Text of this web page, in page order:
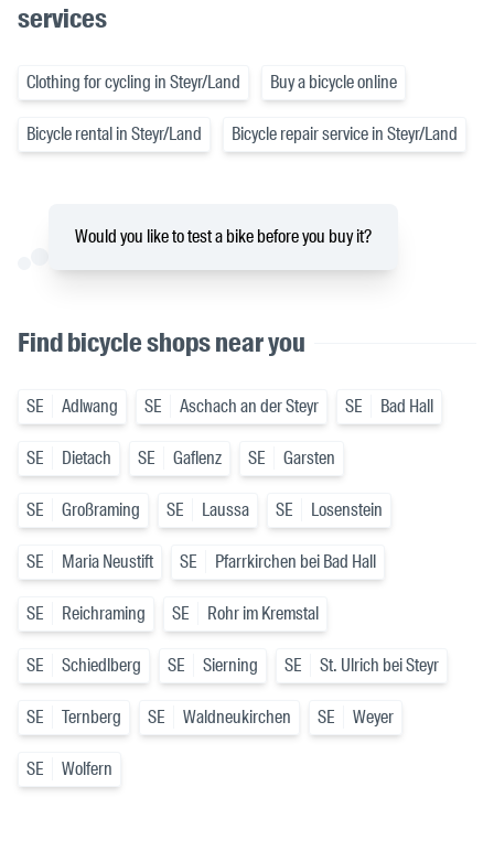
services
Clothing for cycling in Steyr/Land Buy a bicycle online
Bicycle rental in Steyr/Land Bicycle repair service in Steyr/Land
Would you like to test a bike before you buy it?
Find bicycle shops near you
SE Adlwang SE Aschach an der Steyr SE Bad Hall
SE Dietach SE Gaflenz SE Garsten
SE Großraming SE Laussa SE Losenstein
SE Maria Neustift SE Pfarrkirchen bei Bad Hall
SE Reichraming SE Rohr im Kremstal
SE Schiedlberg SE Sierning SE St. Ulrich bei Steyr
SE Ternberg SE Waldneukirchen SE Weyer
SE Wolfern